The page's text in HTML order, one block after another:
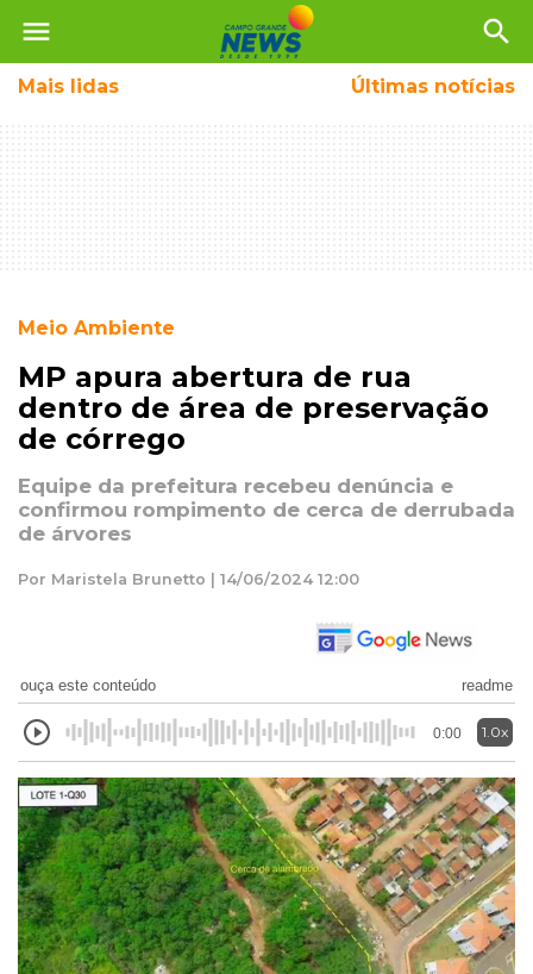
menu search
Mais lidas Últimas notícias
Meio Ambiente
MP apura abertura de rua
dentro de área de preservação
de córrego
Equipe da prefeitura recebeu denúncia e
confirmou rompimento de cerca de derrubada
de árvores
Por Maristela Brunetto | 14/06/2024 12:00
ouça este conteúdo readme
0:00 1.0x